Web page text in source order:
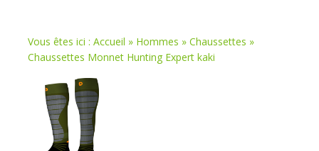
Vous êtes ici : Accueil » Hommes » Chaussettes »
Chaussettes Monnet Hunting Expert kaki